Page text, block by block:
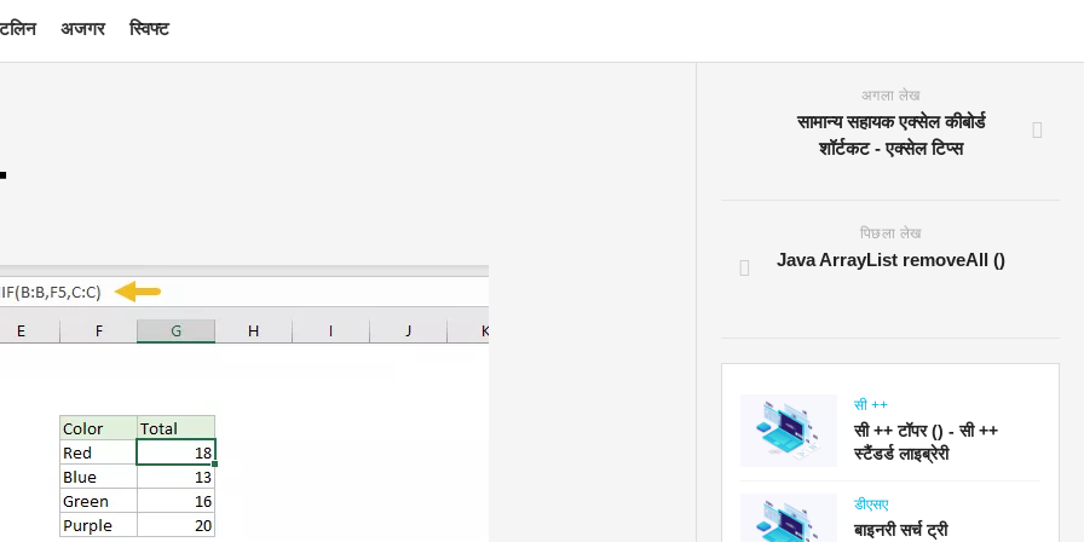
अजगर स्विफ्ट
अगला लेख
सामान्य सहायक एक्सेल कीबोर्ड
शॉर्टकट - एक्सेल टिप्स
पिछला लेख
Java ArrayList removeAll ()
सी ++
सी ++ टॉपर () - सी ++
स्टैंडर्ड लाइब्रेरी
डीएसए
बाइनरी सर्च ट्री